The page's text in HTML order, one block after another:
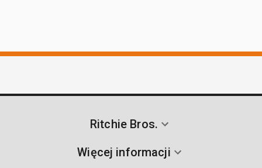
Ritchie Bros.
Więcej informacji